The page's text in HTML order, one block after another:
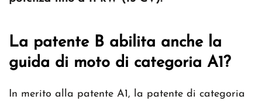
La patente B abilita anche la
guida di moto di categoria A1?
In merito alla patente A1, la patente di categoria